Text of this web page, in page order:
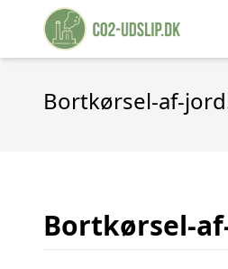
Bortkørsel-af-
Bortkørsel-